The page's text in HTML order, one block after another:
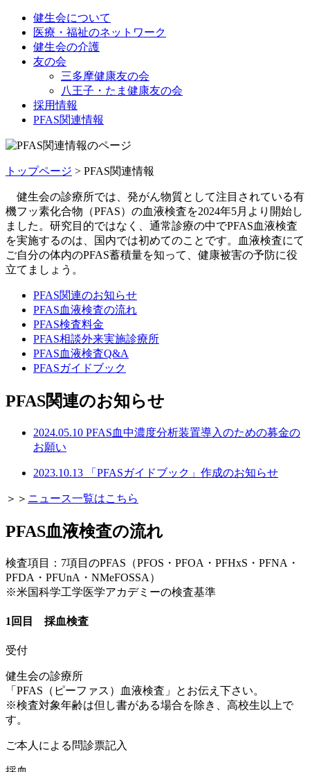
健生会について
医療・福祉のネットワーク
健生会の介護
友の会
三多摩健康友の会
八王子・たま健康友の会
採用情報
PFAS関連情報
トップページ > PFAS関連情報
健生会の診療所では、発がん物質として注目されている有
機フッ素化合物（PFAS）の血液検査を2024年5月より開始し
ました。研究目的ではなく、通常診療の中でPFAS血液検査
を実施するのは、国内では初めてのことです。血液検査にて
ご自分の体内のPFAS蓄積量を知って、健康被害の予防に役
立てましょう。
PFAS関連のお知らせ
PFAS血液検査の流れ
PFAS検査料金
PFAS相談外来実施診療所
PFAS血液検査Q&A
PFASガイドブック
PFAS関連のお知らせ
2024.05.10 PFAS血中濃度分析装置導入のための募金の
お願い
2023.10.13 「PFASガイドブック」作成のお知らせ
＞＞ ニュース一覧はこちら
PFAS血液検査の流れ
検査項目：7項目のPFAS（PFOS・PFOA・PFHxS・PFNA・
PFDA・PFUnA・NMeFOSSA）
※米国科学工学医学アカデミーの検査基準
1回目 採血検査
受付
健生会の診療所
「PFAS（ピーファス）血液検査」とお伝え下さい。
※検査対象年齢は但し書がある場合を除き、高校生以上で
す。
ご本人による問診票記入